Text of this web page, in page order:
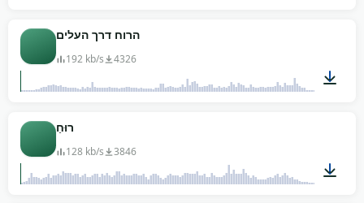
הרוח דרך העלים
192 kb/s 4326
רוּחַ
128 kb/s 3846